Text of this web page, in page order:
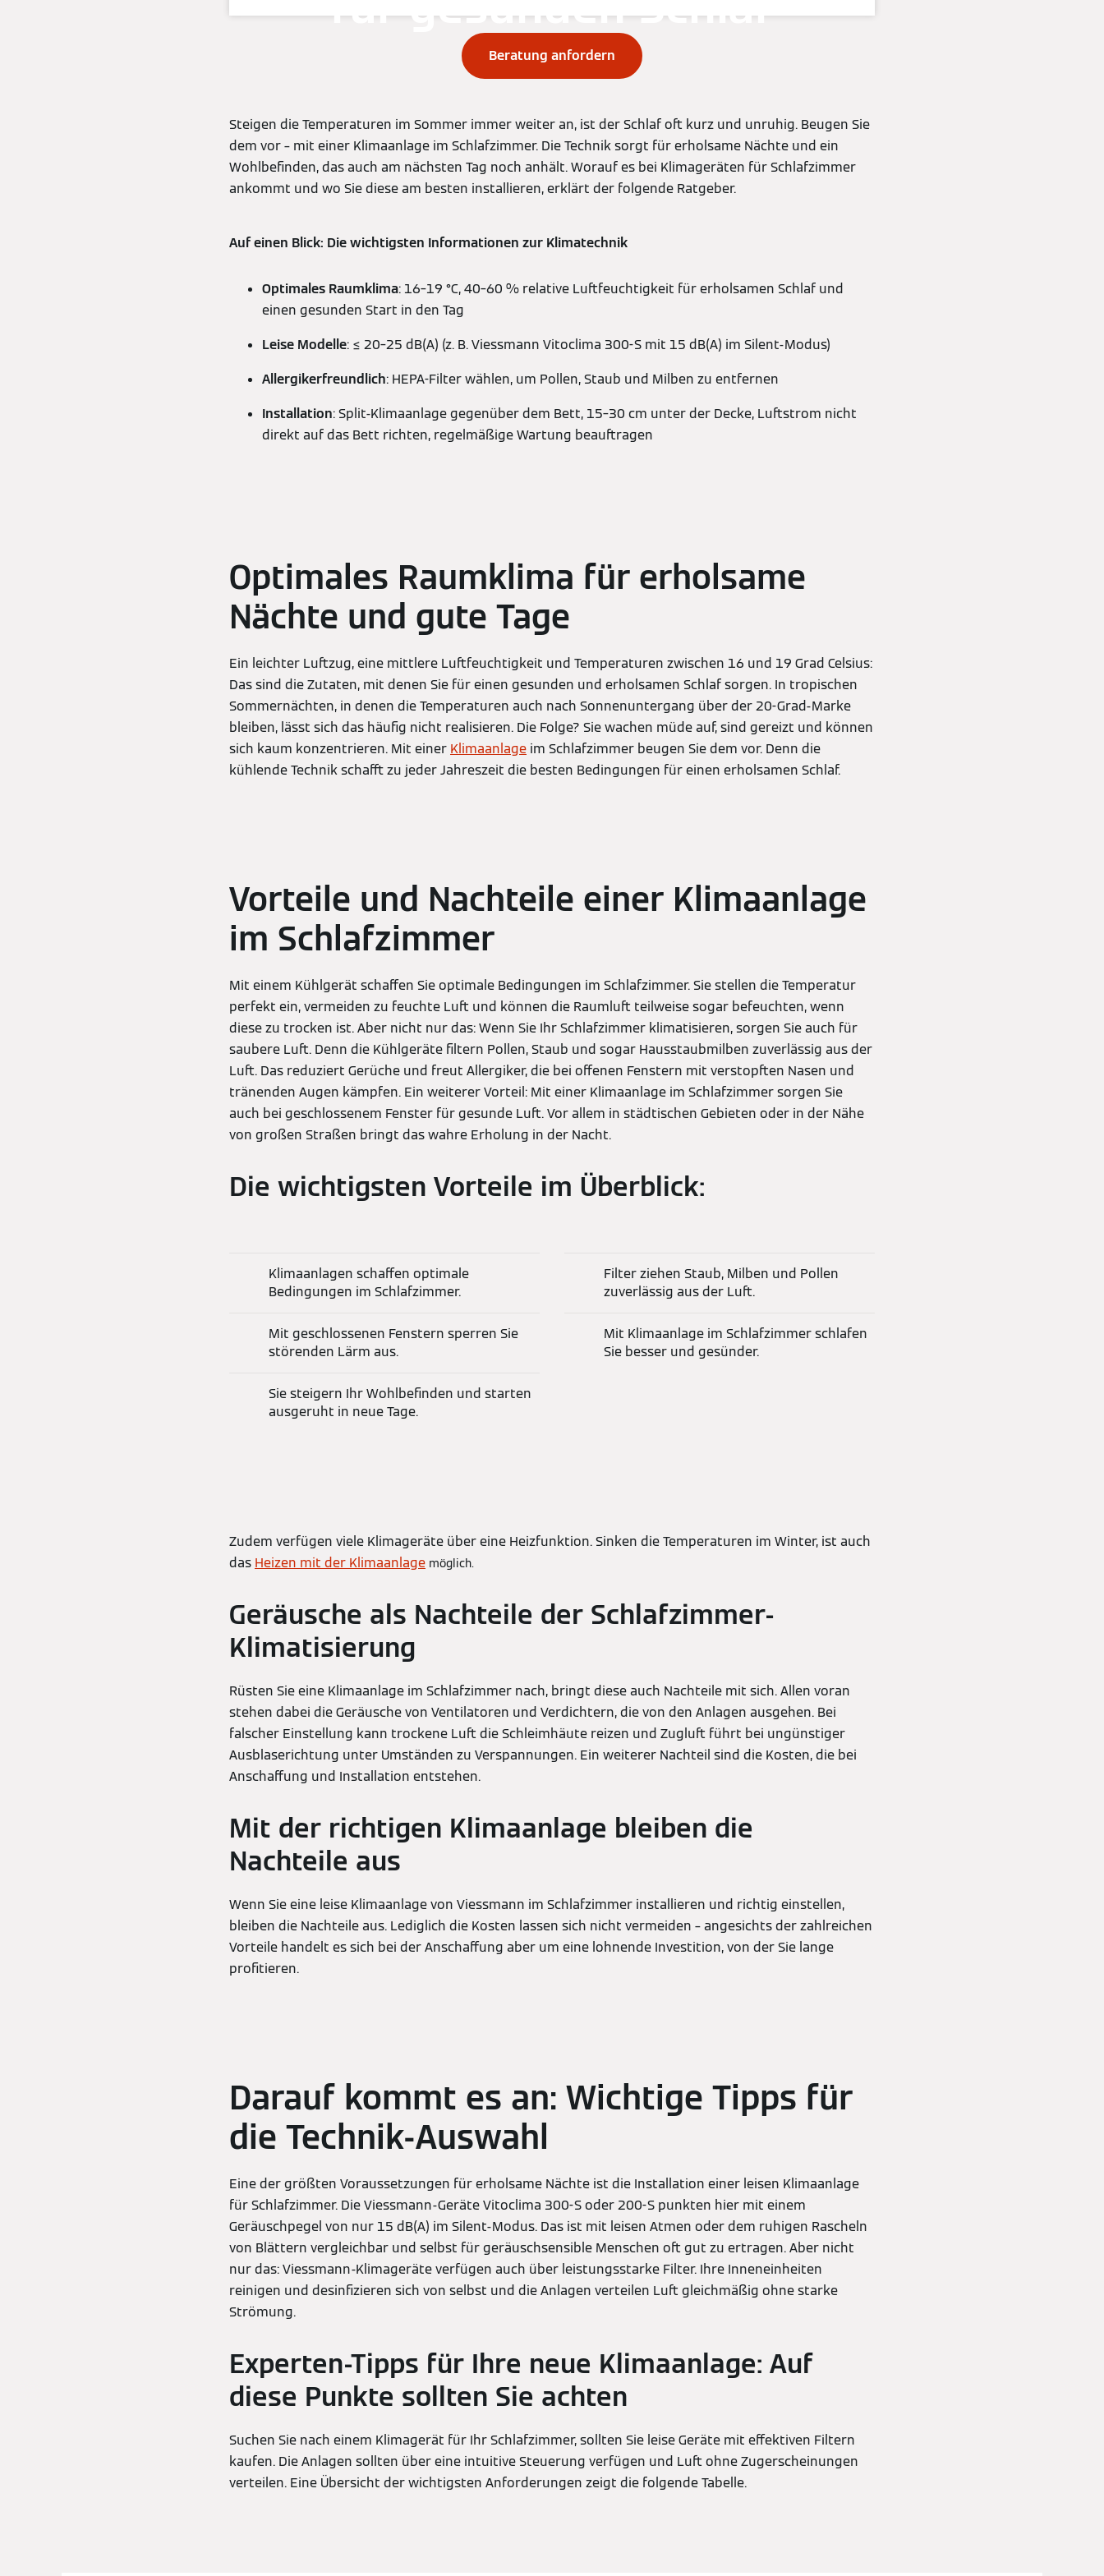
Beratung anfordern
Steigen die Temperaturen im Sommer immer weiter an, ist der Schlaf oft kurz und unruhig. Beugen Sie
dem vor – mit einer Klimaanlage im Schlafzimmer. Die Technik sorgt für erholsame Nächte und ein
Wohlbefinden, das auch am nächsten Tag noch anhält. Worauf es bei Klimageräten für Schlafzimmer
ankommt und wo Sie diese am besten installieren, erklärt der folgende Ratgeber.
Auf einen Blick: Die wichtigsten Informationen zur Klimatechnik
Optimales Raumklima: 16–19 °C, 40–60 % relative Luftfeuchtigkeit für erholsamen Schlaf und
einen gesunden Start in den Tag
Leise Modelle: ≤ 20–25 dB(A) (z. B. Viessmann Vitoclima 300-S mit 15 dB(A) im Silent-Modus)
Allergikerfreundlich: HEPA-Filter wählen, um Pollen, Staub und Milben zu entfernen
Installation: Split-Klimaanlage gegenüber dem Bett, 15–30 cm unter der Decke, Luftstrom nicht
direkt auf das Bett richten, regelmäßige Wartung beauftragen
Optimales Raumklima für erholsame
Nächte und gute Tage
Ein leichter Luftzug, eine mittlere Luftfeuchtigkeit und Temperaturen zwischen 16 und 19 Grad Celsius:
Das sind die Zutaten, mit denen Sie für einen gesunden und erholsamen Schlaf sorgen. In tropischen
Sommernächten, in denen die Temperaturen auch nach Sonnenuntergang über der 20-Grad-Marke
bleiben, lässt sich das häufig nicht realisieren. Die Folge? Sie wachen müde auf, sind gereizt und können
sich kaum konzentrieren. Mit einer Klimaanlage im Schlafzimmer beugen Sie dem vor. Denn die
kühlende Technik schafft zu jeder Jahreszeit die besten Bedingungen für einen erholsamen Schlaf.
Vorteile und Nachteile einer Klimaanlage
im Schlafzimmer
Mit einem Kühlgerät schaffen Sie optimale Bedingungen im Schlafzimmer. Sie stellen die Temperatur
perfekt ein, vermeiden zu feuchte Luft und können die Raumluft teilweise sogar befeuchten, wenn
diese zu trocken ist. Aber nicht nur das: Wenn Sie Ihr Schlafzimmer klimatisieren, sorgen Sie auch für
saubere Luft. Denn die Kühlgeräte filtern Pollen, Staub und sogar Hausstaubmilben zuverlässig aus der
Luft. Das reduziert Gerüche und freut Allergiker, die bei offenen Fenstern mit verstopften Nasen und
tränenden Augen kämpfen. Ein weiterer Vorteil: Mit einer Klimaanlage im Schlafzimmer sorgen Sie
auch bei geschlossenem Fenster für gesunde Luft. Vor allem in städtischen Gebieten oder in der Nähe
von großen Straßen bringt das wahre Erholung in der Nacht.
Die wichtigsten Vorteile im Überblick:
Klimaanlagen schaffen optimale
Bedingungen im Schlafzimmer.
Filter ziehen Staub, Milben und Pollen
zuverlässig aus der Luft.
Mit geschlossenen Fenstern sperren Sie
störenden Lärm aus.
Mit Klimaanlage im Schlafzimmer schlafen
Sie besser und gesünder.
Sie steigern Ihr Wohlbefinden und starten
ausgeruht in neue Tage.
Zudem verfügen viele Klimageräte über eine Heizfunktion. Sinken die Temperaturen im Winter, ist auch
das Heizen mit der Klimaanlage möglich.
Geräusche als Nachteile der Schlafzimmer-
Klimatisierung
Rüsten Sie eine Klimaanlage im Schlafzimmer nach, bringt diese auch Nachteile mit sich. Allen voran
stehen dabei die Geräusche von Ventilatoren und Verdichtern, die von den Anlagen ausgehen. Bei
falscher Einstellung kann trockene Luft die Schleimhäute reizen und Zugluft führt bei ungünstiger
Ausblaserichtung unter Umständen zu Verspannungen. Ein weiterer Nachteil sind die Kosten, die bei
Anschaffung und Installation entstehen.
Mit der richtigen Klimaanlage bleiben die
Nachteile aus
Wenn Sie eine leise Klimaanlage von Viessmann im Schlafzimmer installieren und richtig einstellen,
bleiben die Nachteile aus. Lediglich die Kosten lassen sich nicht vermeiden – angesichts der zahlreichen
Vorteile handelt es sich bei der Anschaffung aber um eine lohnende Investition, von der Sie lange
profitieren.
Darauf kommt es an: Wichtige Tipps für
die Technik-Auswahl
Eine der größten Voraussetzungen für erholsame Nächte ist die Installation einer leisen Klimaanlage
für Schlafzimmer. Die Viessmann-Geräte Vitoclima 300-S oder 200-S punkten hier mit einem
Geräuschpegel von nur 15 dB(A) im Silent-Modus. Das ist mit leisen Atmen oder dem ruhigen Rascheln
von Blättern vergleichbar und selbst für geräuschsensible Menschen oft gut zu ertragen. Aber nicht
nur das: Viessmann-Klimageräte verfügen auch über leistungsstarke Filter. Ihre Inneneinheiten
reinigen und desinfizieren sich von selbst und die Anlagen verteilen Luft gleichmäßig ohne starke
Strömung.
Experten-Tipps für Ihre neue Klimaanlage: Auf
diese Punkte sollten Sie achten
Suchen Sie nach einem Klimagerät für Ihr Schlafzimmer, sollten Sie leise Geräte mit effektiven Filtern
kaufen. Die Anlagen sollten über eine intuitive Steuerung verfügen und Luft ohne Zugerscheinungen
verteilen. Eine Übersicht der wichtigsten Anforderungen zeigt die folgende Tabelle.